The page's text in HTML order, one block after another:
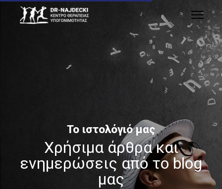
Το ιστολόγιό μας
Χρήσιμα άρθρα και
ενημερώσεις από το blog
μας